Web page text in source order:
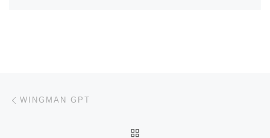
文章导航
WINGMAN GPT